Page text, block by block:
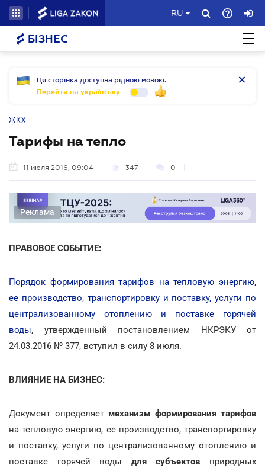
RU
БІЗНЕС
Ця сторінка доступна рідною мовою.
Перейти на українську
ЖКХ
Тарифы на тепло
11 июля 2016, 09:04 347 0
Реклама
ПРАВОВОЕ СОБЫТИЕ:
Порядок формирования тарифов на тепловую энергию,
ее производство, транспортировку и поставку, услуги по
централизованному отоплению и поставке горячей
воды, утвержденный постановлением НКРЭКУ от
24.03.2016 № 377, вступил в силу 8 июля.
ВЛИЯНИЕ НА БИЗНЕС:
Документ определяет механизм формирования тарифов
на тепловую энергию, ее производство, транспортировку
и поставку, услуги по централизованному отоплению и
поставке горячей воды для субъектов природных